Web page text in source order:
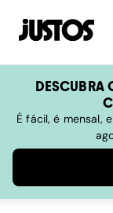
DESCUBRA
É fácil, é mensal,